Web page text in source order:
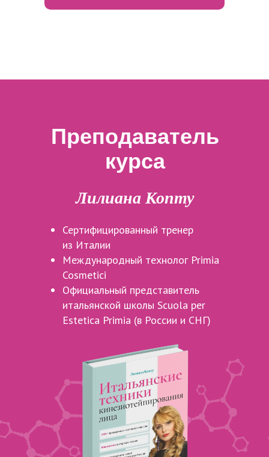
Преподаватель
курса
Лилиана Копту
Сертифицированный тренер
из Италии
Международный технолог Primia
Cosmetici
Официальный представитель
итальянской школы Scuola per
Estetica Primia (в России и СНГ)